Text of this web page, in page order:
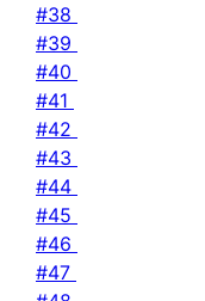
#38
#39
#40
#41
#42
#43
#44
#45
#46
#47